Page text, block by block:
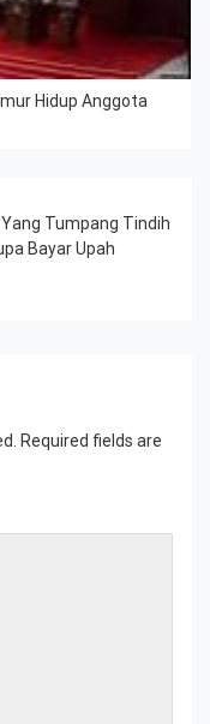
Hidup Anggota
Yang Tumpang Tindih
Bayar Upah
Required fields are